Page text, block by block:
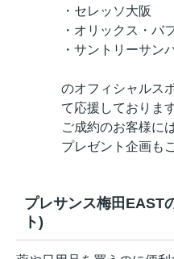
・セレッソ大阪
・オリックス・バ
・サントリーサン
のオフィシャルス
て応援しております
ご成約のお客様に
プレゼント企画も
プレサンス梅田EAST
ト)